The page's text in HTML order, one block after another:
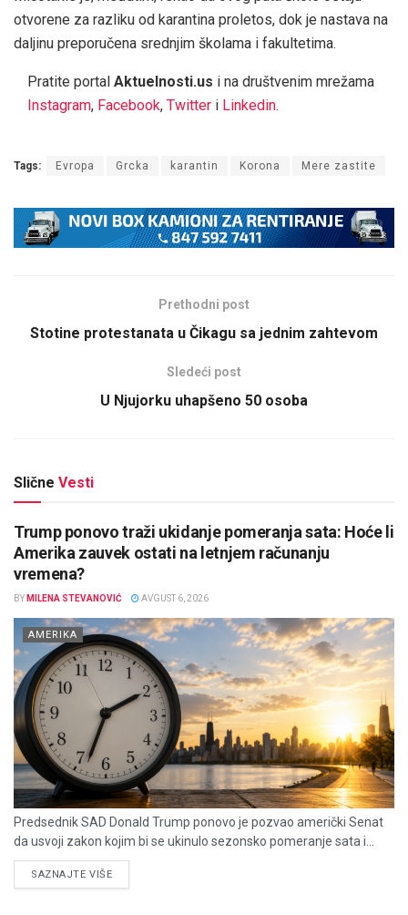
otvorene za razliku od karantina proletos, dok je nastava na
daljinu preporučena srednjim školama i fakultetima.
Pratite portal Aktuelnosti.us i na društvenim mrežama
Instagram, Facebook, Twitter i Linkedin.
Tags: Evropa Grcka karantin Korona Mere zastite
Prethodni post
Stotine protestanata u Čikagu sa jednim zahtevom
Sledeći post
U Njujorku uhapšeno 50 osoba
Slične Vesti
Trump ponovo traži ukidanje pomeranja sata: Hoće li
Amerika zauvek ostati na letnjem računanju
vremena?
BY MILENA STEVANOVIĆ AVGUST 6, 2026
AMERIKA
Predsednik SAD Donald Trump ponovo je pozvao američki Senat
da usvoji zakon kojim bi se ukinulo sezonsko pomeranje sata i...
SAZNAJTE VIŠEDETAILS